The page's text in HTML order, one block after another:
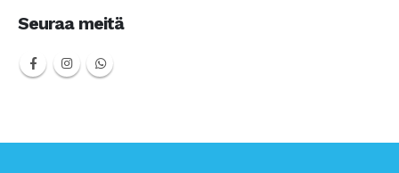
Seuraa meitä